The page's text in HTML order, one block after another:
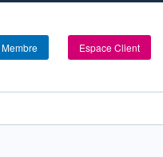
Espace Client